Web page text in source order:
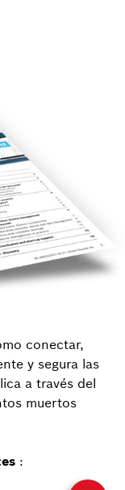
conectar,
y segura las
a través del
muertos
: